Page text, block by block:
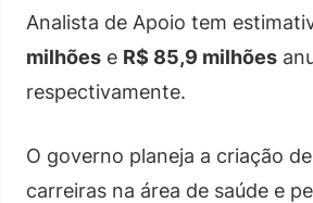
Analista de Apoio tem
milhões e R$ 85,9 milhões
respectivamente.
O governo planeja a criação
carreiras na área de saúde e